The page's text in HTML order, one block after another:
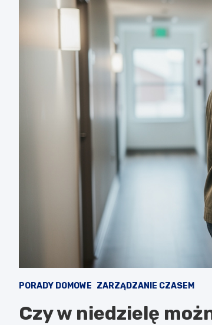
PORADY DOMOWE ZARZĄDZANIE CZASEM
Czy w niedzielę